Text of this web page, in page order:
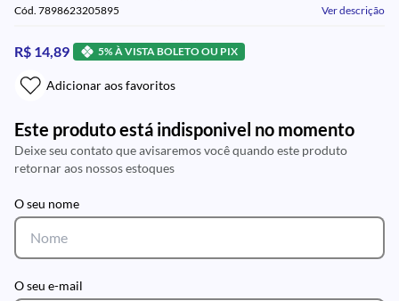
Cód. 7898623205895
Ver descrição
R$ 14,89 5% À VISTA BOLETO OU PIX
Adicionar aos favoritos
Este produto está indisponivel no momento
Deixe seu contato que avisaremos você quando este produto
retornar aos nossos estoques
O seu nome
O seu e-mail